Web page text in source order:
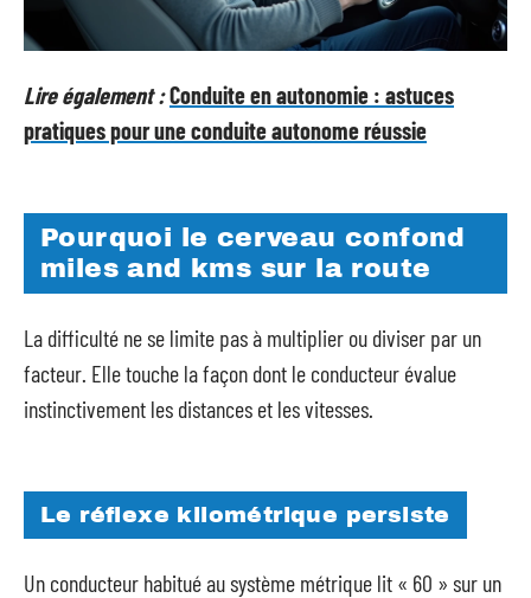
Lire également :Conduite en autonomie : astuces
pratiques pour une conduite autonome réussie
Pourquoi le cerveau confond
miles and kms sur la route
La difficulté ne se limite pas à multiplier ou diviser par un
facteur. Elle touche la façon dont le conducteur évalue
instinctivement les distances et les vitesses.
Le réflexe kilométrique persiste
Un conducteur habitué au système métrique lit « 60 » sur un